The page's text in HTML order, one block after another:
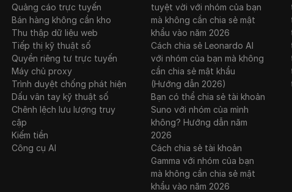
Quảng cáo trực tuyến
Bán hàng không cần kho
Thu thập dữ liệu web
Tiếp thị kỹ thuật số
Quyền riêng tư trực tuyến
Máy chủ proxy
Trình duyệt chống phát hiện
Dấu vân tay kỹ thuật số
Chênh lệch lưu lượng truy
cập
Kiếm tiền
Công cụ AI
tuyệt vời với nhóm của bạn
mà không cần chia sẻ mật
khẩu vào năm 2026
Cách chia sẻ Leonardo AI
với nhóm của bạn mà không
cần chia sẻ mật khẩu
(Hướng dẫn 2026)
Bạn có thể chia sẻ tài khoản
Suno với nhóm của mình
không? Hướng dẫn năm
2026
Cách chia sẻ tài khoản
Gamma với nhóm của bạn
mà không cần chia sẻ mật
khẩu vào năm 2026